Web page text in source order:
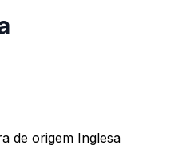
de origem Inglesa